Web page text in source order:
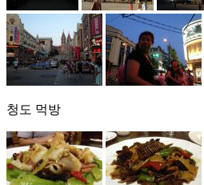
청도 먹방